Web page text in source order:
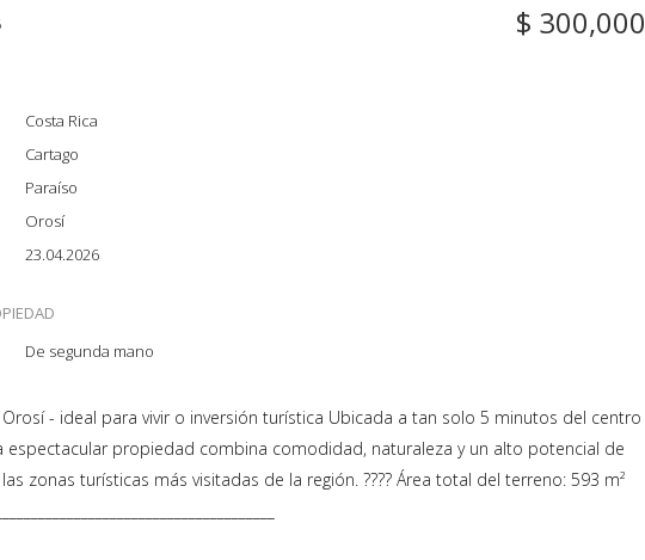
$ 300,000
Costa Rica
Cartago
Paraíso
Orosí
23.04.2026
De segunda mano
- ideal para vivir o inversión turística Ubicada a tan solo 5 minutos del centro
espectacular propiedad combina comodidad, naturaleza y un alto potencial de
zonas turísticas más visitadas de la región. ???? Área total del terreno: 593 m²